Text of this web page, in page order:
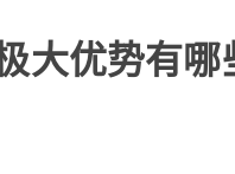
大优势有哪